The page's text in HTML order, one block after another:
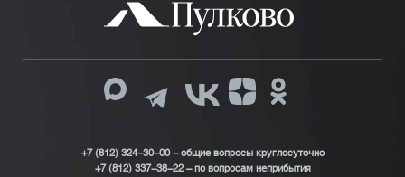
+7 (812) 324-30-00 - общие вопросы круглосуточно
+7 (812) 337-38-22 – по вопросам неприбытия